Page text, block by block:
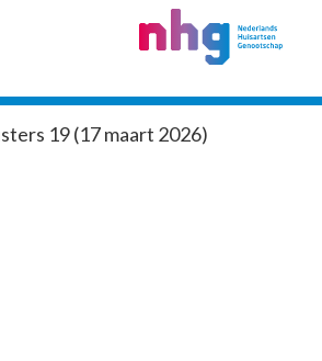
19 (17 maart 2026)